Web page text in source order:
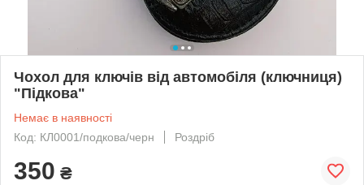
Чохол для ключів від автомобіля (ключниця)
"Підкова"
Немає в наявності
Код: КЛ0001/подкова/черн
Роздріб
350 ₴